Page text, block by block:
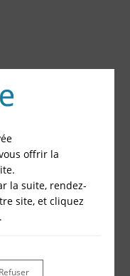
offrir la
la suite, rendez-
site, et cliquez
Refuser